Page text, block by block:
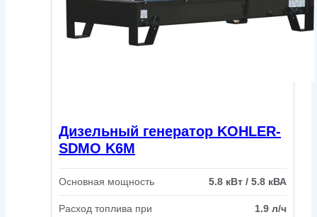
Дизельный генератор KOHLER-
SDMO K6M
Основная мощность 5.8 кВт / 5.8 кВА
Расход топлива при
1.9 л/ч